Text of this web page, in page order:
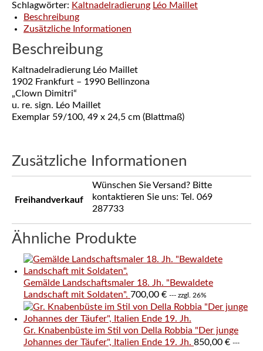
Schlagwörter: Kaltnadelradierung Léo Maillet
Beschreibung
Zusätzliche Informationen
Beschreibung
Kaltnadelradierung Léo Maillet
1902 Frankfurt – 1990 Bellinzona
„Clown Dimitri“
u. re. sign. Léo Maillet
Exemplar 59/100, 49 x 24,5 cm (Blattmaß)
Zusätzliche Informationen
Freihandverkauf
Wünschen Sie Versand? Bitte
kontaktieren Sie uns: Tel. 069
287733
Ähnliche Produkte
Gemälde Landschaftsmaler 18. Jh. "Bewaldete
Landschaft mit Soldaten". 700,00 € --- zzgl. 26%
Gr. Knabenbüste im Stil von Della Robbia "Der junge
Johannes der Täufer", Italien Ende 19. Jh. 850,00 € ---